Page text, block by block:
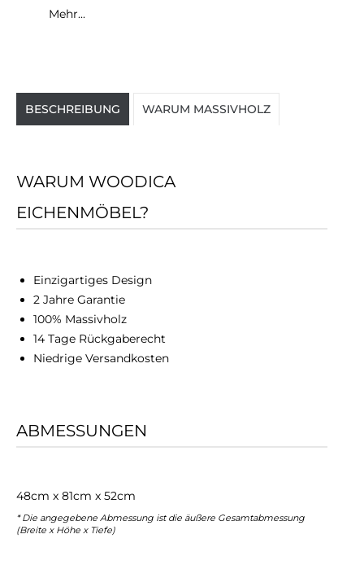
Mehr...
BESCHREIBUNG WARUM MASSIVHOLZ
WARUM WOODICA
EICHENMÖBEL?
Einzigartiges Design
2 Jahre Garantie
100% Massivholz
14 Tage Rückgaberecht
Niedrige Versandkosten
ABMESSUNGEN
48cm x 81cm x 52cm
* Die angegebene Abmessung ist die äußere Gesamtabmessung
(Breite x Höhe x Tiefe)